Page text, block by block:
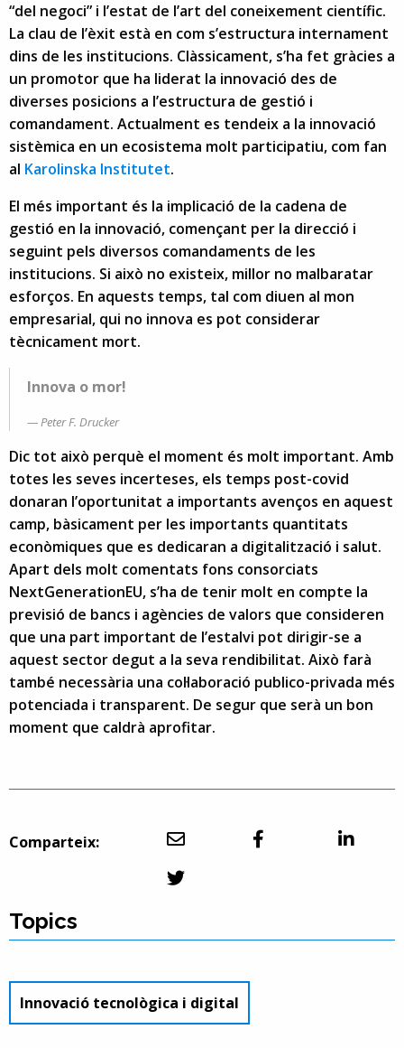
“del negoci” i l’estat de l’art del coneixement científic.
La clau de l’èxit està en com s’estructura internament
dins de les institucions. Clàssicament, s’ha fet gràcies a
un promotor que ha liderat la innovació des de
diverses posicions a l’estructura de gestió i
comandament. Actualment es tendeix a la innovació
sistèmica en un ecosistema molt participatiu, com fan
al Karolinska Institutet.
El més important és la implicació de la cadena de
gestió en la innovació, començant per la direcció i
seguint pels diversos comandaments de les
institucions. Si això no existeix, millor no malbaratar
esforços. En aquests temps, tal com diuen al mon
empresarial, qui no innova es pot considerar
tècnicament mort.
Innova o mor!
Peter F. Drucker
Dic tot això perquè el moment és molt important. Amb
totes les seves incerteses, els temps post-covid
donaran l’oportunitat a importants avenços en aquest
camp, bàsicament per les importants quantitats
econòmiques que es dedicaran a digitalització i salut.
Apart dels molt comentats fons consorciats
NextGenerationEU, s’ha de tenir molt en compte la
previsió de bancs i agències de valors que consideren
que una part important de l’estalvi pot dirigir-se a
aquest sector degut a la seva rendibilitat. Això farà
també necessària una col·laboració publico-privada més
potenciada i transparent. De segur que serà un bon
moment que caldrà aprofitar.
Comparteix:
Topics
Innovació tecnològica i digital